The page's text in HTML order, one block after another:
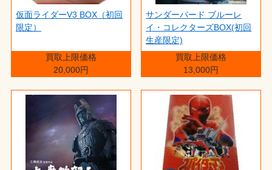
仮面ライダーV3 BOX（初回
限定）
買取上限価格
20,000円
サンダーバード ブルーレ
イ・コレクターズBOX(初回
生産限定)
買取上限価格
13,000円